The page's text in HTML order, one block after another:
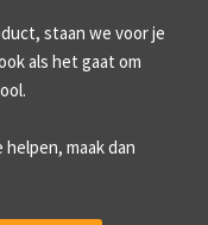
staan we voor je
als het gaat om
maak dan